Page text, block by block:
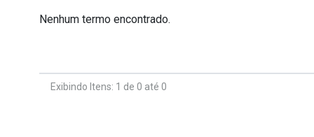
Nenhum termo encontrado.
Exibindo Itens: 1 de 0 até 0